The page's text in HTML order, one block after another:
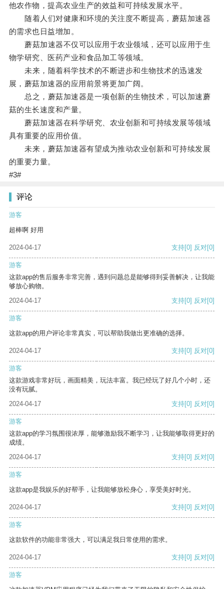
他农作物，提高农业生产的效益和可持续发展水平。
随着人们对健康和环境的关注度不断提高，蘑菇加速器
的需求也日益增加。
蘑菇加速器不仅可以应用于农业领域，还可以应用于生
物学研究、医药产业和食品加工等领域。
未来，随着科学技术的不断进步和生物技术的迅速发
展，蘑菇加速器的应用前景将更加广阔。
总之，蘑菇加速器是一项创新的生物技术，可以加速蘑
菇的生长速度和产量。
蘑菇加速器在科学研究、农业创新和可持续发展等领域
具有重要的应用价值。
未来，蘑菇加速器有望成为推动农业创新和可持续发展
的重要力量。
#3#
评论
游客
超棒啊 好用
2024-04-17 支持[0] 反对[0]
游客
这款app的售后服务非常完善，遇到问题总是能够得到妥善解决，让我能
够放心购物。
2024-04-17
支持[0] 反对[0]
游客
这款app的用户评论非常真实，可以帮助我做出更准确的选择。
2024-04-17 支持[0] 反对[0]
游客
这款游戏非常好玩，画面精美，玩法丰富。我已经玩了好几个小时，还
没有玩腻。
2024-04-17
支持[0] 反对[0]
游客
这款app的学习氛围很浓厚，能够激励我不断学习，让我能够取得更好的
成绩。
2024-04-17
支持[0] 反对[0]
游客
这款app是我娱乐的好帮手，让我能够放松身心，享受美好时光。
2024-04-17 支持[0] 反对[0]
游客
这款软件的功能非常强大，可以满足我日常使用的需求。
2024-04-17 支持[0] 反对[0]
游客